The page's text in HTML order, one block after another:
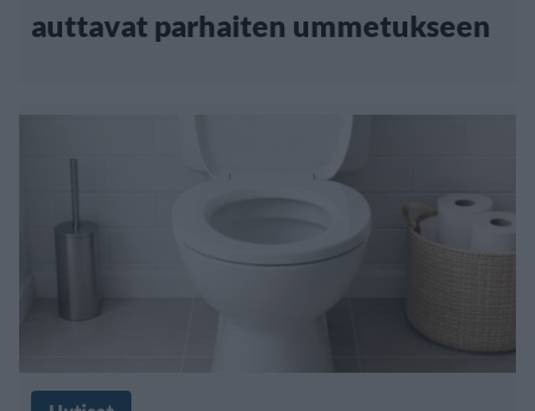
auttavat parhaiten ummetukseen